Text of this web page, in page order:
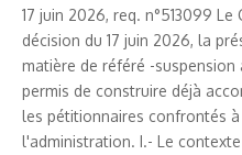
17 juin 2026, req. n°513099
décision du 17 juin 2026, la
matière de référé -
permis de construire déjà
les pétitionnaires confrontés
l'administration. I.- Le